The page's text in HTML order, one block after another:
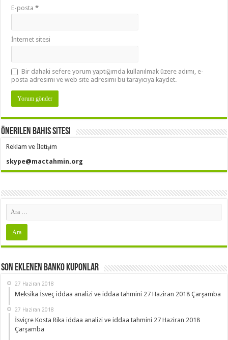
E-posta*
İnternet sitesi
Bir dahaki sefere yorum yaptığımda kullanılmak üzere adımı, e-
posta adresimi ve web site adresimi bu tarayıcıya kaydet.
Önerilen Bahis Sitesi
Reklam ve İletişim
skype@mactahmin.org
Son Eklenen Banko Kuponlar
27 Haziran 2018
Meksika İsveç iddaa analizi ve iddaa tahmini 27 Haziran 2018 Çarşamba
27 Haziran 2018
İsviçre Kosta Rika iddaa analizi ve iddaa tahmini 27 Haziran 2018
Çarşamba